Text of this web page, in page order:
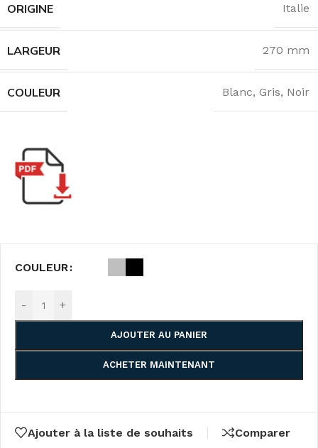
ORIGINE Italie
LARGEUR 270 mm
COULEUR Blanc, Gris, Noir
COULEUR
- +
AJOUTER AU PANIER
ACHETER MAINTENANT
Ajouter à la liste de souhaits Comparer